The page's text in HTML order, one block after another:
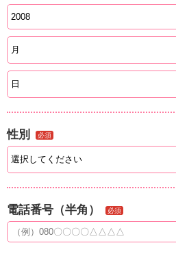
性別 必須
電話番号（半角） 必須